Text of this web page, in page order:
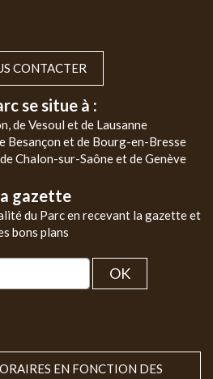
CONTACTER
se situe à :
de Vesoul et de Lausanne
Besançon et de Bourg-en-Bresse
Chalon-sur-Saône et de Genève
gazette
du Parc en recevant la gazette et
bons plans
OK
EN FONCTION DES